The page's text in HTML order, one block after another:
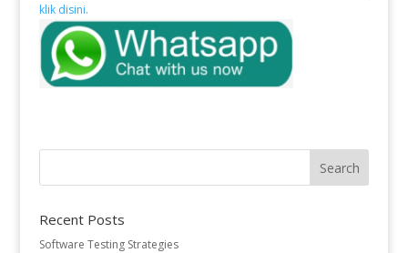
klik disini.
Recent Posts
Software Testing Strategies